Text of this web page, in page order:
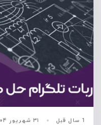
1 سال قبل ۳۱ شهریور ۱۴۰۴